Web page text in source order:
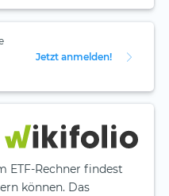
Jetzt anmelden!
ETF-Rechner findest
können. Das